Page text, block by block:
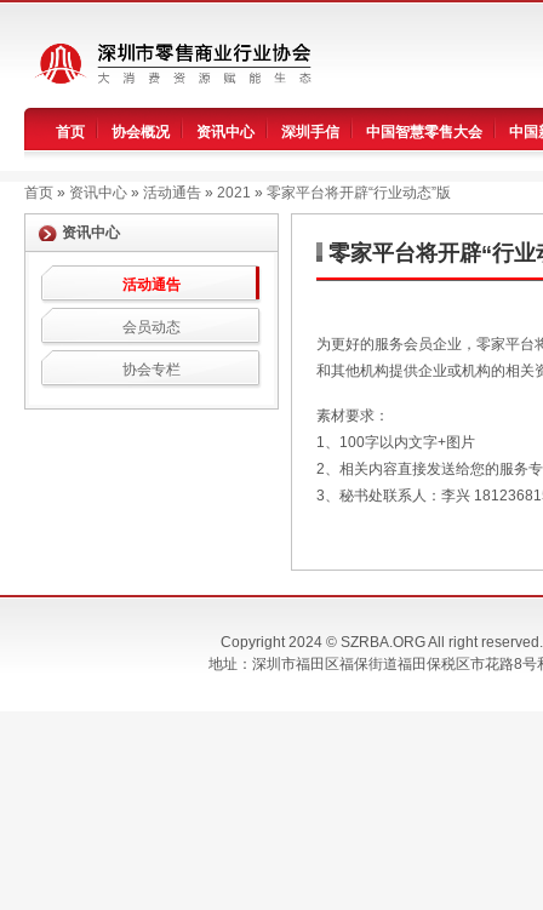
首页 协会概况 资讯中心 深圳手信 中国智慧零售大会 中国
首页 » 资讯中心 » 活动通告 » 2021 » 零家平台将开辟“行业动态”版
资讯中心
活动通告
会员动态
协会专栏
零家平台将开辟“行业
为更好的服务会员企业，零家平台
和其他机构提供企业或机构的相关
素材要求：
1、100字以内文字+图片
2、相关内容直接发送给您的服务
3、秘书处联系人：李兴
Copyright 2024 © SZRBA.ORG All right
地址：深圳市福田区福保街道福田保税区市花路8